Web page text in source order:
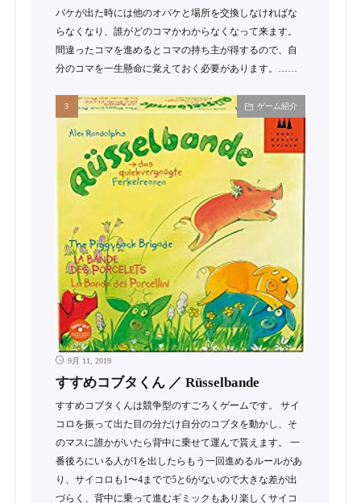
バケが出た時には他のオバケと場所を交換しなければな
らなくなり、誰がどのコマかわからなくなって来ます。
間違ったコマを進めるとコマの持ち主が得するので、自
分のコマを一生懸命に覚えておく必要があります。……
ゲーム紹介
9月 11, 2019
すすめコブタくん ／ Rüsselbande
すすめコブタくんは競争型のすごろくゲームです。 サイ
コロを振って出た目の分だけ自分のコブタを動かし、そ
のマスに誰かがいたら背中に乗せて運んで貰えます。 一
番後ろにいる人が1を出したらもう一回進めるルールがあ
り、サイコロも1〜4までで5と6がないので大きな差が出
づらく、背中に乗って進むギミックもあり楽しくサイコ